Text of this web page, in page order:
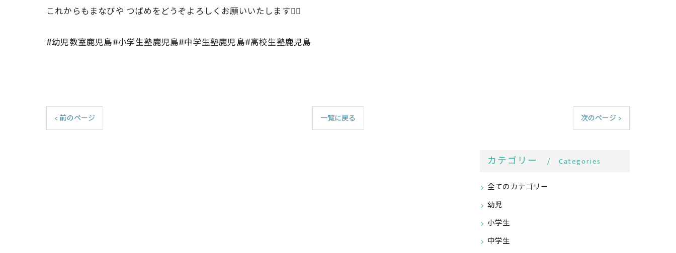
これからもまなびや つばめをどうぞよろしくお願いいたします🙇‍♂️
#幼児教室鹿児島#小学生塾鹿児島#中学生塾鹿児島#高校生塾鹿児島
< 前のページ 一覧に戻る 次のページ >
カテゴリー Categories
全てのカテゴリー
幼児
小学生
中学生